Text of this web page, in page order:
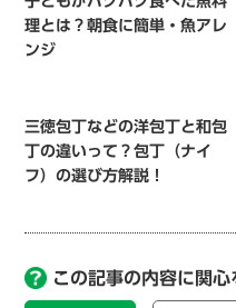
理とは？朝食に簡単・魚アレ
ンジ
三徳包丁などの洋包丁と和包
丁の違いって？包丁（ナイ
フ）の選び方解説！
この記事の内容に関心